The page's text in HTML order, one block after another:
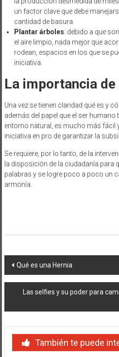
un factor clave que debe
cantidad de basura.
Plantar árboles: debido a que
el aire limpio, nada mejor que
rodean, espacios en los que se
iniciativa.
La importancia
Una vez se tienen claridad qué es y
además del papel que el ser humano
entorno natural, es mucho más fácil
iniciativa en pro de garantizar la
Se requiere, por lo tanto, de la
la disposición de la ciudadanía para
palabras y se logre poco a poco un
armonía.
Navegación
de
entradas
Qué es una Hernia
Las selfies y su poder para
También te puede